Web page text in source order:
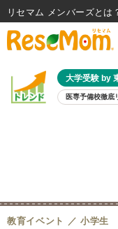
大学受験 by
医専予備校徹底
教育イベント 小学生
リセマム メンバーズ